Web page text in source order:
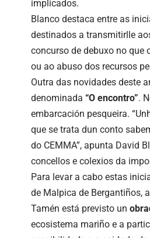
implicados.
Blanco destaca entre as
destinados a transmitirlle
concurso de debuxo no
ou ao abuso dos recursos
Outra das novidades deste
denominada “O encontro”.
embarcación pesqueira.
que se trata dun conto
do CEMMA”, apunta David
concellos e colexios da
Para levar a cabo estas
de Malpica de Bergantiños,
Tamén está previsto un
ecosistema mariño e a